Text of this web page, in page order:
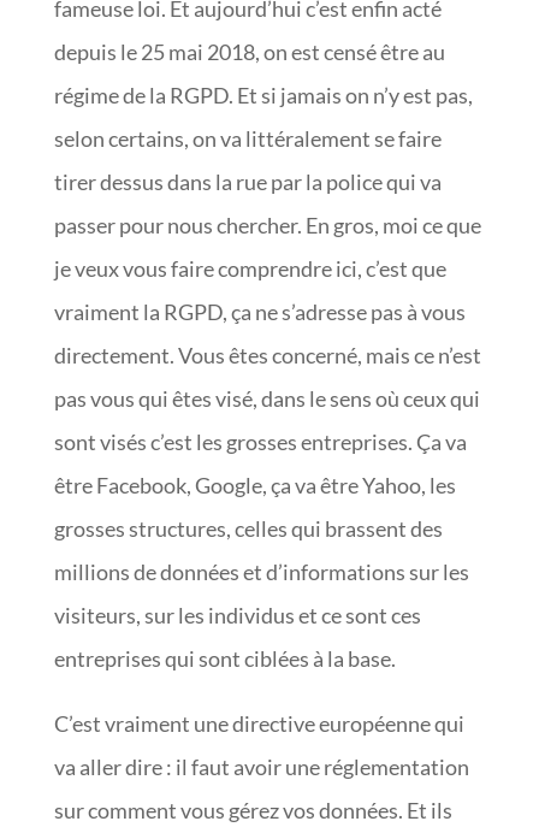
fameuse loi. Et aujourd’hui c’est enfin acté
depuis le 25 mai 2018, on est censé être au
régime de la RGPD. Et si jamais on n’y est pas,
selon certains, on va littéralement se faire
tirer dessus dans la rue par la police qui va
passer pour nous chercher. En gros, moi ce que
je veux vous faire comprendre ici, c’est que
vraiment la RGPD, ça ne s’adresse pas à vous
directement. Vous êtes concerné, mais ce n’est
pas vous qui êtes visé, dans le sens où ceux qui
sont visés c’est les grosses entreprises. Ça va
être Facebook, Google, ça va être Yahoo, les
grosses structures, celles qui brassent des
millions de données et d’informations sur les
visiteurs, sur les individus et ce sont ces
entreprises qui sont ciblées à la base.
C’est vraiment une directive européenne qui
va aller dire : il faut avoir une réglementation
sur comment vous gérez vos données. Et ils